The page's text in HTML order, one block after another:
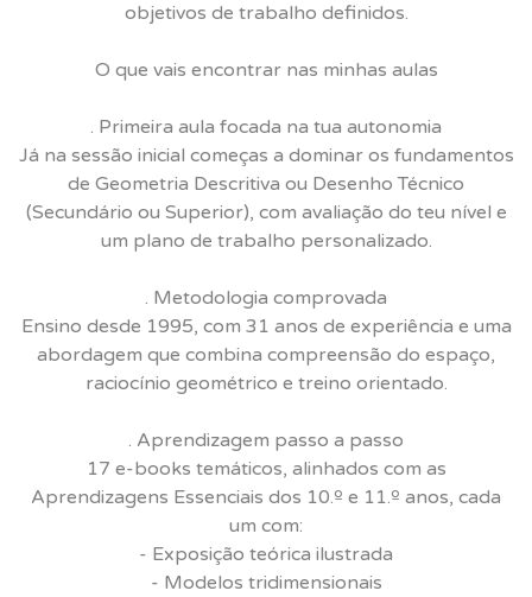
objetivos de trabalho definidos.
O que vais encontrar nas minhas aulas
. Primeira aula focada na tua autonomia
Já na sessão inicial começas a dominar os fundamentos
de Geometria Descritiva ou Desenho Técnico
(Secundário ou Superior), com avaliação do teu nível e
um plano de trabalho personalizado.
. Metodologia comprovada
Ensino desde 1995, com 31 anos de experiência e uma
abordagem que combina compreensão do espaço,
raciocínio geométrico e treino orientado.
. Aprendizagem passo a passo
17 e-books temáticos, alinhados com as
Aprendizagens Essenciais dos 10.º e 11.º anos, cada
um com:
- Exposição teórica ilustrada
- Modelos tridimensionais